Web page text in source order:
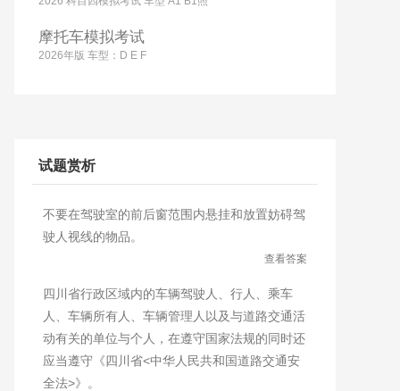
摩托车模拟考试
2026年版 车型：D E F
试题赏析
不要在驾驶室的前后窗范围内悬挂和放置妨碍驾
驶人视线的物品。
查看答案
四川省行政区域内的车辆驾驶人、行人、乘车
人、车辆所有人、车辆管理人以及与道路交通活
动有关的单位与个人，在遵守国家法规的同时还
应当遵守《四川省<中华人民共和国道路交通安
全法>》。